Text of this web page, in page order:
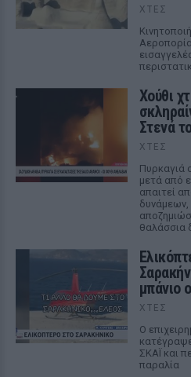
ΧΤΕΣ
Χούθι
Στενά
ΧΤΕΣ
Πυρκαγιά
μετά από
απαιτεί
θαλάσσια
μπάνιο
ΧΤΕΣ
Ο
ΣΚΑΪ και
παραλία